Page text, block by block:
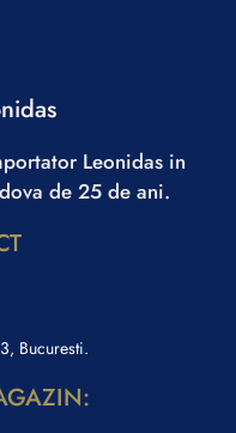
Leonidas in
de 25 de ani.
Bucuresti.